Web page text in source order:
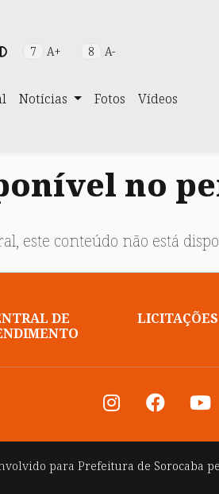
7 A+ 8 A-
Notícias Fotos Vídeos
no
este conteúdo não está
DE
LICITAÇÕES
paraPrefeitura de Sorocaba